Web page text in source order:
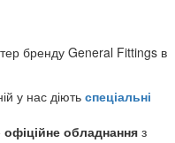
бренду General Fittings в
у нас діють спеціальні
офіційне обладнання з